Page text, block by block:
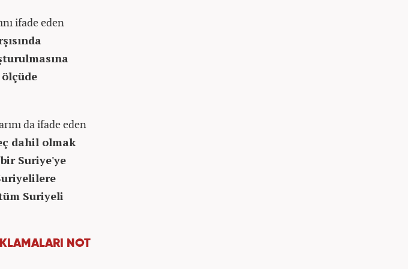
ifade eden
ölçüde
da ifade eden
dahil olmak
Suriye'ye
Suriyeli
NOT